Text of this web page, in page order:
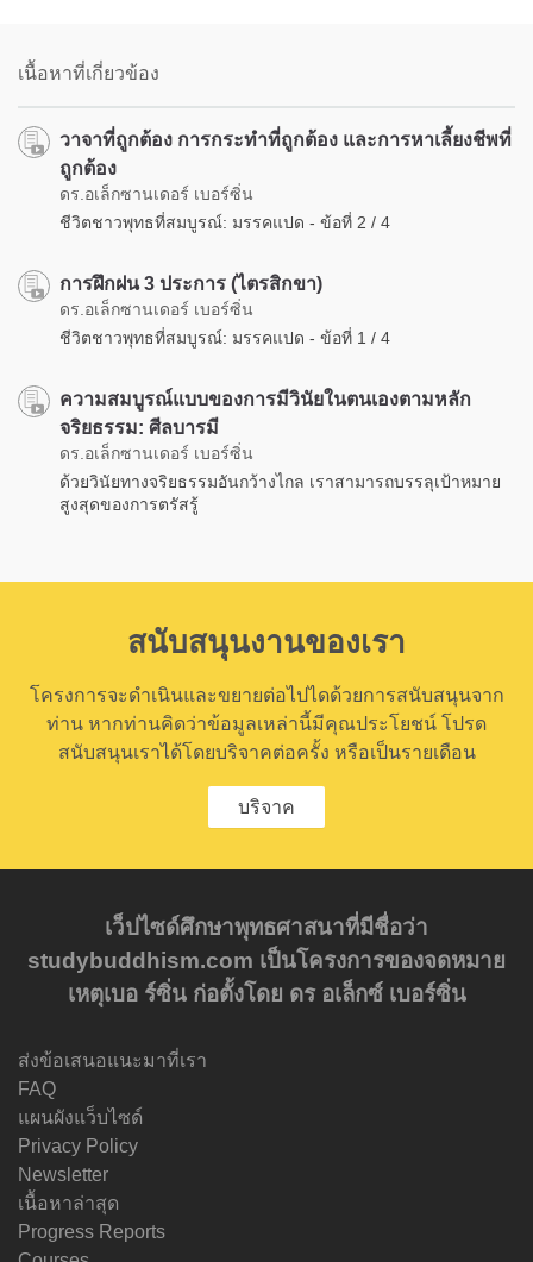
เนื้อหาที่เกี่ยวข้อง
วาจาที่ถูกต้อง การกระทำที่ถูกต้อง และการหาเลี้ยงชีพที่
ถูกต้อง
ดร.อเล็กซานเดอร์ เบอร์ซิ่น
ชีวิตชาวพุทธที่สมบูรณ์: มรรคแปด - ข้อที่ 2 / 4
การฝึกฝน 3 ประการ (ไตรสิกขา)
ดร.อเล็กซานเดอร์ เบอร์ซิ่น
ชีวิตชาวพุทธที่สมบูรณ์: มรรคแปด - ข้อที่ 1 / 4
ความสมบูรณ์แบบของการมีวินัยในตนเองตามหลัก
จริยธรรม: ศีลบารมี
ดร.อเล็กซานเดอร์ เบอร์ซิ่น
ด้วยวินัยทางจริยธรรมอันกว้างไกล เราสามารถบรรลุเป้าหมาย
สูงสุดของการตรัสรู้
สนับสนุนงานของเรา
โครงการจะดำเนินและขยายต่อไปไดด้วยการสนับสนุนจาก
ท่าน หากท่านคิดว่าข้อมูลเหล่านี้มีคุณประโยชน์ โปรด
สนับสนุนเราได้โดยบริจาคต่อครั้ง หรือเป็นรายเดือน
บริจาค
เว็ปไซด์ศึกษาพุทธศาสนาที่มีชื่อว่า
studybuddhism.com เป็นโครงการของจดหมาย
เหตุเบอ ร์ซิ่น ก่อตั้งโดย ดร อเล็กซ์ เบอร์ซิ่น
ส่งข้อเสนอแนะมาที่เรา
FAQ
แผนผังแว็บไซด์
Privacy Policy
Newsletter
เนื้อหาล่าสุด
Progress Reports